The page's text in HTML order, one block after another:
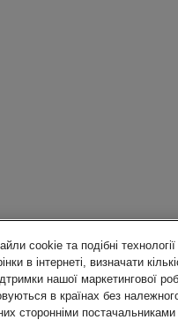
cookie та подібні
в інтернеті, визначати
нашої маркетингової
в країнах без
сторонніми